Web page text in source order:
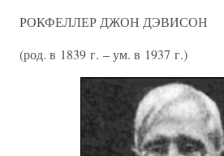
РОКФЕЛЛЕР ДЖОН ДЭВИСОН
(род. в 1839 г. – ум. в 1937 г.)